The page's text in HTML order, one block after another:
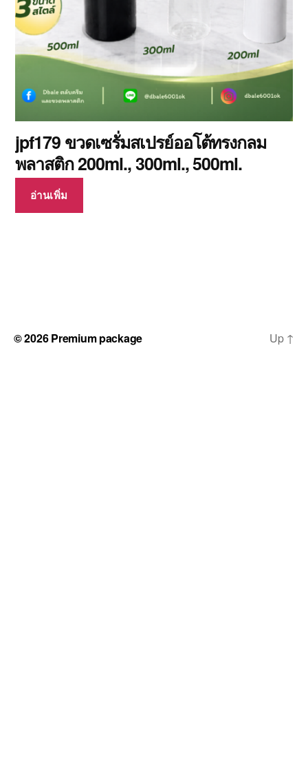
jpf179 ขวดเซรั่มสเปรย์ออโต้ทรงกลม
พลาสติก 200ml., 300ml., 500ml.
อ่านเพิ่ม
© 2026Premium package Up ↑